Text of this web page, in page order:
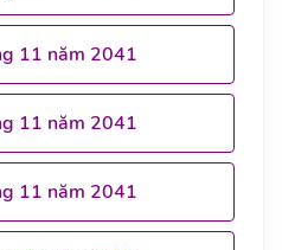
11 năm 2041
11 năm 2041
11 năm 2041